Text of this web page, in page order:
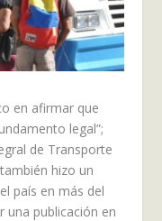
en afirmar que
legal”;
de Transporte
hizo un
país en más del
una publicación en